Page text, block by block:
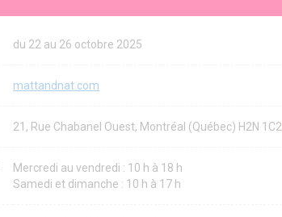
du 22 au 26 octobre 2025
mattandnat.com
21, Rue Chabanel Ouest, Montréal (Québec) H2N 1C2
Mercredi au vendredi : 10 h à 18 h
Samedi et dimanche : 10 h à 17 h